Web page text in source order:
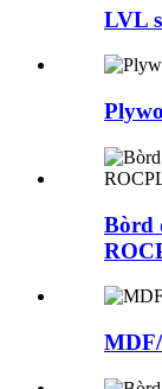
LVL
Bòrd